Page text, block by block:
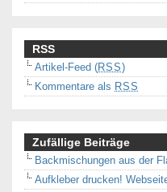
RSS
Artikel-Feed (RSS)
Kommentare als RSS
Zufällige Beiträge
Backmischungen aus der
Aufkleber drucken!